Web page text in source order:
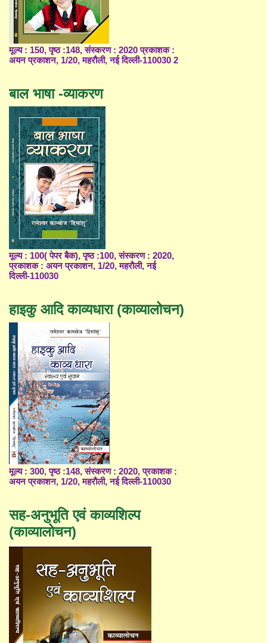
मूल्य : 150, पृष्ठ :148, संस्करण : 2020 प्रकाशक :
अयन प्रकाशन, 1/20, महरौली, नई दिल्ली-110030 2
बाल भाषा -व्याकरण
मूल्य : 100( पेपर बैक), पृष्ठ :100, संस्करण : 2020,
प्रकाशक : अयन प्रकाशन, 1/20, महरौली, नई
दिल्ली-110030
हाइकु आदि काव्यधारा (काव्यालोचन)
मूल्य : 300, पृष्ठ :148, संस्करण : 2020, प्रकाशक :
अयन प्रकाशन, 1/20, महरौली, नई दिल्ली-110030
सह-अनुभूति एवं काव्यशिल्प
(काव्यालोचन)